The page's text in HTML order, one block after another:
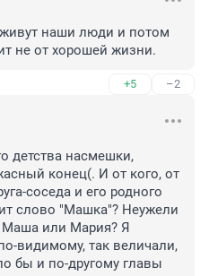
наши люди и потом
не от хорошей жизни.
+5 –2
детства насмешки,
конец(. И от кого, от
соседа и его родного
слово "Машка"? Неужели
Маша или Мария? Я
видимому, так величали,
бы и по-другому главы